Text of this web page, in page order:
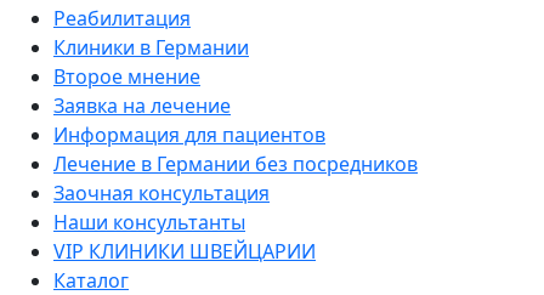
Реабилитация
Клиники в Германии
Второе мнение
Заявка на лечение
Информация для пациентов
Лечение в Германии без посредников
Заочная консультация
Наши консультанты
VIP КЛИНИКИ ШВЕЙЦАРИИ
Каталог